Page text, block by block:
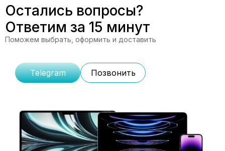
Остались вопросы?
Ответим за 15 минут
Поможем выбрать, оформить и доставить
Telegram Позвонить